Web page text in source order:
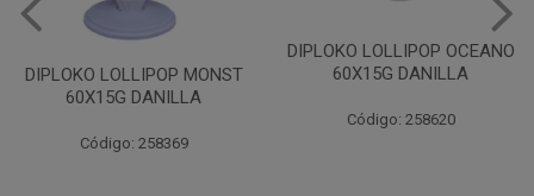
DIPLOKO LOLLIPOP MONST
60X15G DANILLA
Código: 258369
DIPLOKO LOLLIPOP OCEANO
60X15G DANILLA
Código: 258620